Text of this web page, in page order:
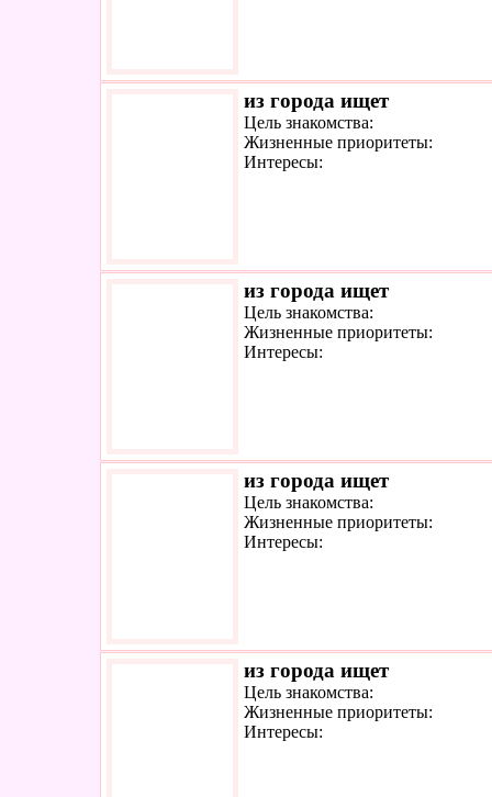
из города ищет
Цель знакомства:
Жизненные приоритеты:
Интересы:
из города ищет
Цель знакомства:
Жизненные приоритеты:
Интересы:
из города ищет
Цель знакомства:
Жизненные приоритеты:
Интересы:
из города ищет
Цель знакомства:
Жизненные приоритеты:
Интересы: